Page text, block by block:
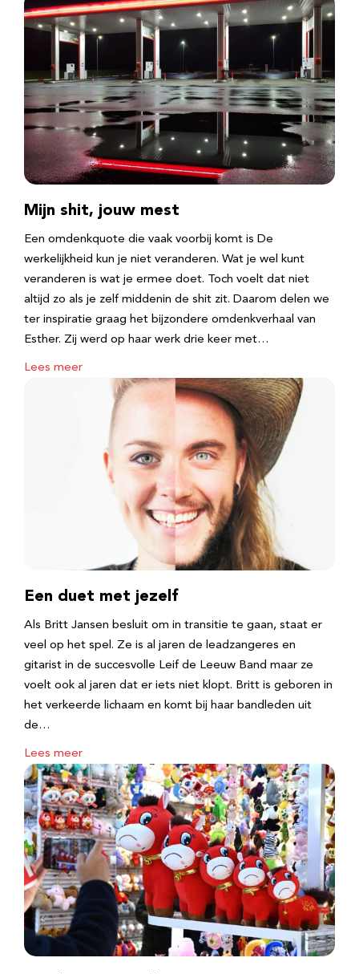
Mijn shit, jouw mest
Een omdenkquote die vaak voorbij komt is De
werkelijkheid kun je niet veranderen. Wat je wel kunt
veranderen is wat je ermee doet. Toch voelt dat niet
altijd zo als je zelf middenin de shit zit. Daarom delen we
ter inspiratie graag het bijzondere omdenkverhaal van
Esther. Zij werd op haar werk drie keer met…
Lees meer
Een duet met jezelf
Als Britt Jansen besluit om in transitie te gaan, staat er
veel op het spel. Ze is al jaren de leadzangeres en
gitarist in de succesvolle Leif de Leeuw Band maar ze
voelt ook al jaren dat er iets niet klopt. Britt is geboren in
het verkeerde lichaam en komt bij haar bandleden uit
de…
Lees meer